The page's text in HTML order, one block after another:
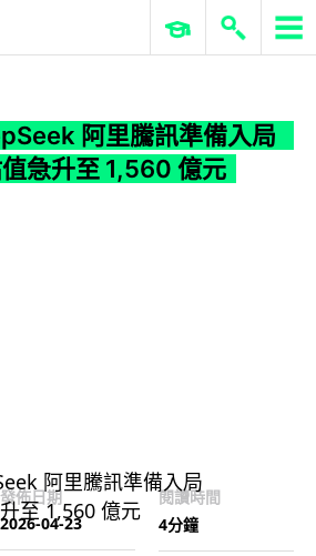
ERP 與商業 AI
阿里騰訊準備入局
急升至 1,560 億元
發佈日期
2026-04-23
閱讀時間
4分鐘